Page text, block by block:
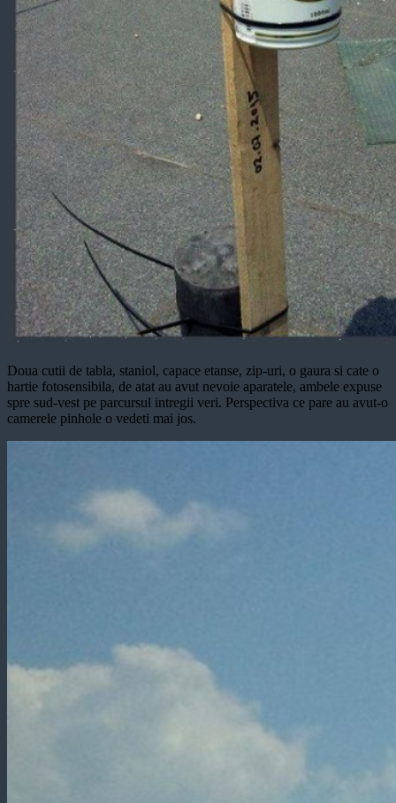
Doua cutii de tabla, staniol, capace etanse, zip-uri, o gaura si cate o
hartie fotosensibila, de atat au avut nevoie aparatele, ambele expuse
spre sud-vest pe parcursul intregii veri. Perspectiva ce pare au avut-o
camerele pinhole o vedeti mai jos.